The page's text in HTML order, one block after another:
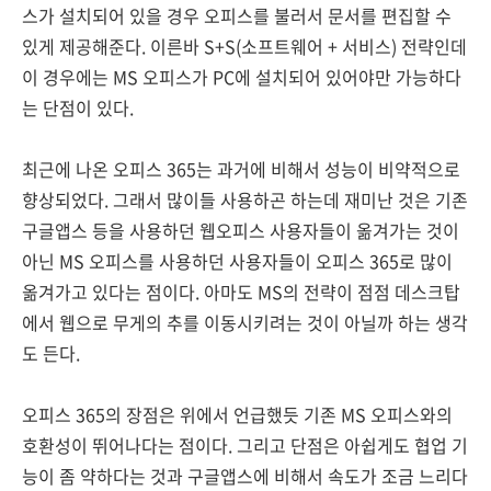
스가 설치되어 있을 경우 오피스를 불러서 문서를 편집할 수
있게 제공해준다. 이른바 S+S(소프트웨어 + 서비스) 전략인데
이 경우에는 MS 오피스가 PC에 설치되어 있어야만 가능하다
는 단점이 있다.
최근에 나온 오피스 365는 과거에 비해서 성능이 비약적으로
향상되었다. 그래서 많이들 사용하곤 하는데 재미난 것은 기존
구글앱스 등을 사용하던 웹오피스 사용자들이 옮겨가는 것이
아닌 MS 오피스를 사용하던 사용자들이 오피스 365로 많이
옮겨가고 있다는 점이다. 아마도 MS의 전략이 점점 데스크탑
에서 웹으로 무게의 추를 이동시키려는 것이 아닐까 하는 생각
도 든다.
오피스 365의 장점은 위에서 언급했듯 기존 MS 오피스와의
호환성이 뛰어나다는 점이다. 그리고 단점은 아쉽게도 협업 기
능이 좀 약하다는 것과 구글앱스에 비해서 속도가 조금 느리다